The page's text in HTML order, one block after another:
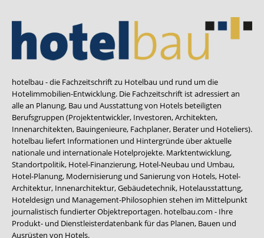
hotelbau - die Fachzeitschrift zu Hotelbau und rund um die
Hotelimmobilien-Entwicklung. Die Fachzeitschrift ist adressiert an
alle an Planung, Bau und Ausstattung von Hotels beteiligten
Berufsgruppen (Projektentwickler, Investoren, Architekten,
Innenarchitekten, Bauingenieure, Fachplaner, Berater und Hoteliers).
hotelbau liefert Informationen und Hintergründe über aktuelle
nationale und internationale Hotelprojekte. Marktentwicklung,
Standortpolitik, Hotel-Finanzierung, Hotel-Neubau und Umbau,
Hotel-Planung, Modernisierung und Sanierung von Hotels, Hotel-
Architektur, Innenarchitektur, Gebäudetechnik, Hotelausstattung,
Hoteldesign und Management-Philosophien stehen im Mittelpunkt
journalistisch fundierter Objektreportagen. hotelbau.com - Ihre
Produkt- und Dienstleisterdatenbank für das Planen, Bauen und
Ausrüsten von Hotels.